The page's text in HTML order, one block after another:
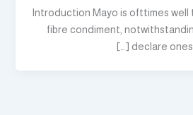
Introduction Mayo is ofttimes
fibre condiment,
declare